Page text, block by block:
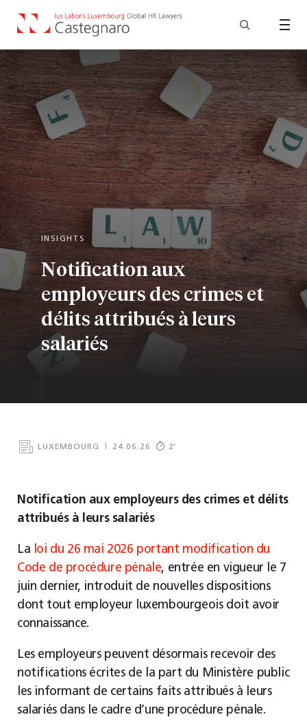
INSIGHTS
Notification aux
employeurs des crimes et
délits attribués à leurs
salariés
LUXEMBOURG 24.06.26 2’
Notification aux employeurs des crimes et délits
attribués à leurs salariés
La loi du 26 mai 2026 portant modification du
Code de procédure pénale, entrée en vigueur le 7
juin dernier, introduit de nouvelles dispositions
dont tout employeur luxembourgeois doit avoir
connaissance.
Les employeurs peuvent désormais recevoir des
notifications écrites de la part du Ministère public
les informant de certains faits attribués à leurs
salariés dans le cadre d’une procédure pénale.